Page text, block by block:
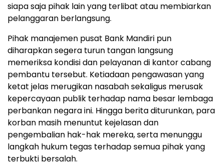
siapa saja pihak lain yang terlibat atau membiarkan
pelanggaran berlangsung.
Pihak manajemen pusat Bank Mandiri pun
diharapkan segera turun tangan langsung
memeriksa kondisi dan pelayanan di kantor cabang
pembantu tersebut. Ketiadaan pengawasan yang
ketat jelas merugikan nasabah sekaligus merusak
kepercayaan publik terhadap nama besar lembaga
perbankan negara ini. Hingga berita diturunkan, para
korban masih menuntut kejelasan dan
pengembalian hak-hak mereka, serta menunggu
langkah hukum tegas terhadap semua pihak yang
terbukti bersalah.